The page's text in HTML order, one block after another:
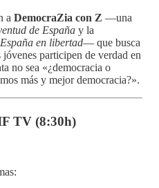
a DemocraZia con Z —una
de España y la
en libertad— que busca
participen de verdad en
no sea «¿democracia o
más y mejor democracia?».
TV (8:30h)